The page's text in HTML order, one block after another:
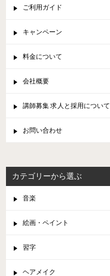
ご利用ガイド
キャンペーン
料金について
会社概要
講師募集 求人と採用について
お問い合わせ
カテゴリーから選ぶ
音楽
絵画・ペイント
習字
ヘアメイク